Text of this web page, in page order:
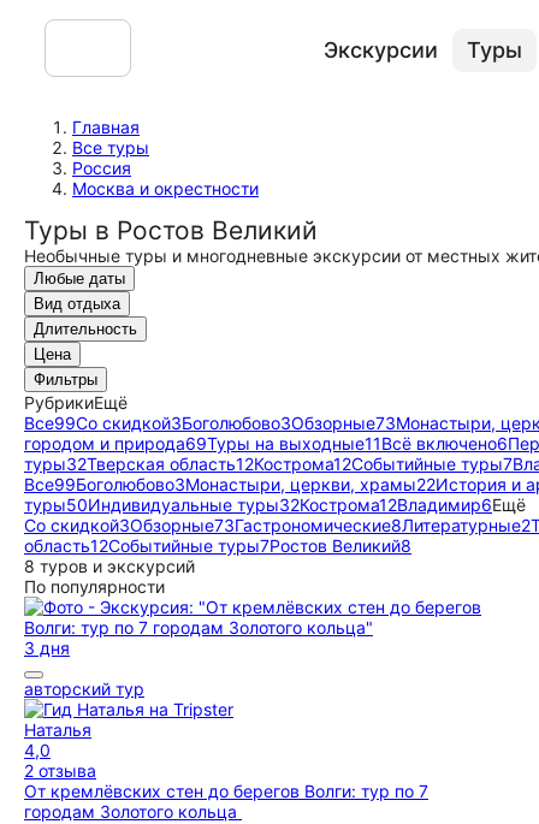
Экскурсии Туры
Главная
Все туры
Россия
Москва и окрестности
Туры в Ростов Великий
Необычные туры и многодневные экскурсии от местных
Любые даты
Вид отдыха
Длительность
Цена
Фильтры
РубрикиЕщё
Все99Со скидкой3Боголюбово3Обзорные73Монастыри,
городом и природа69Туры на выходные11Всё включено6
туры32Тверская область12Кострома12Событийные туры7
Все99Боголюбово3Монастыри, церкви, храмы22История и
туры50Индивидуальные туры32Кострома12Владимир6Ещё
Со скидкой3Обзорные73Гастрономические8Литературные2
область12Событийные туры7Ростов Великий8
8 туров и экскурсий
По популярности
3 дня
авторский тур
Наталья
4,0
2 отзыва
От кремлёвских стен до берегов Волги: тур по 7
городам Золотого кольца